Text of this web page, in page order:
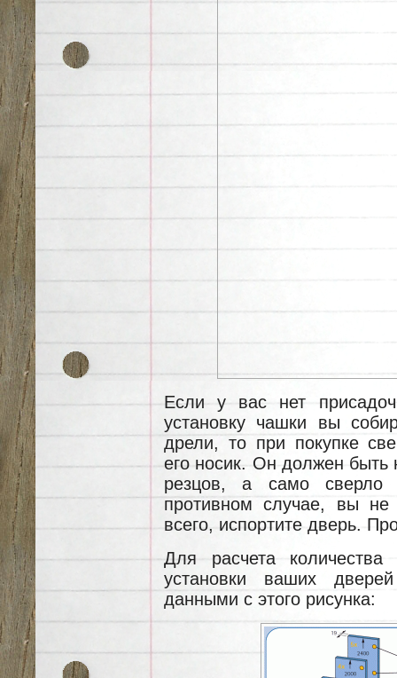
Если у вас нет
установку чашки вы
дрели, то при покупке
его носик. Он должен быть
резцов, а само
противном случае, вы
всего, испортите дверь.
Для расчета
установки ваших
данными с этого рисунка: